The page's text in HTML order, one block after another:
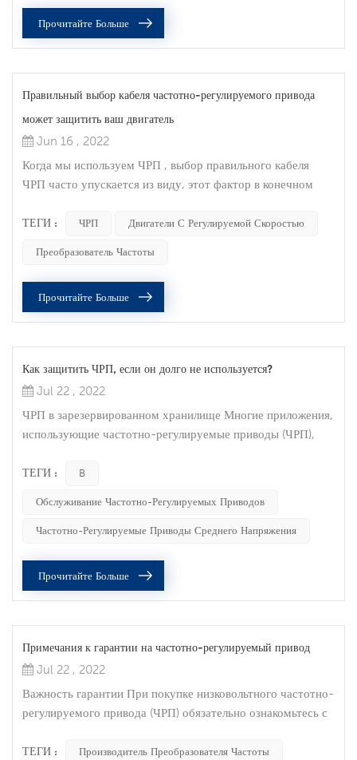
вещей, которые следует учитывать при попытке выполнить
техническое обслуживание электр...
Прочитайте Больше
Правильный выбор кабеля частотно-регулируемого привода
может защитить ваш двигатель
Jun 16 , 2022
Когда мы используем ЧРП , выбор правильного кабеля
ЧРП часто упускается из виду, этот фактор в конечном
о кабеле VFD как о страховом полисе для вашего двигателя
Двигатели с регулируемой скоростью используются
повсеместно и играют ключевую роль во всех сферах
жизни. Инженеры и операторы вложили...
ТЕГИ : ЧРП Двигатели С Регулируемой Скоростью
Преобразователь Частоты
Прочитайте Больше
Как защитить ЧРП, если он долго не используется?
Jul 22 , 2022
ЧРП в зарезервированном хранилище Многие приложения,
использующие частотно-регулируемые приводы (ЧРП),
длительное время простоя. Многие предпочитают хранить
при необходимости его можно было заменить. Однако,
если вы не будете осторожны, VFD может не работать,
ТЕГИ : B
Обслуживание Частотно-Регулируемых Приводов
Частотно-Регулируемые Приводы Среднего Напряжения
Прочитайте Больше
Примечания к гарантии на частотно-регулируемый привод
Jul 22 , 2022
Важность гарантии При покупке низковольтного частотно-
регулируемого привода (ЧРП) обязательно ознакомьтесь с
рассматриваете. Вы можете никогда не нуждаться в
ТЕГИ : Производитель Преобразователя Частоты